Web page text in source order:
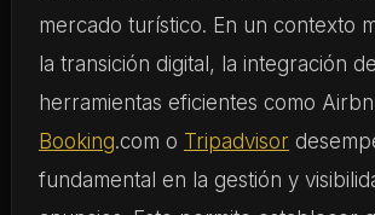
mercado turístico. En un contexto
la transición digital, la integración de
herramientas eficientes como
Booking.com o Tripadvisor
fundamental en la gestión y